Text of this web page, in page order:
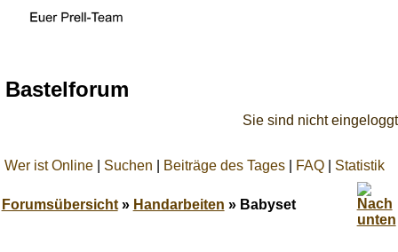
Bastelforum
Sie sind nicht eingeloggt
Wer ist Online Suchen Beiträge des Tages FAQ Statistik
Forumsübersicht» Handarbeiten » Babyset